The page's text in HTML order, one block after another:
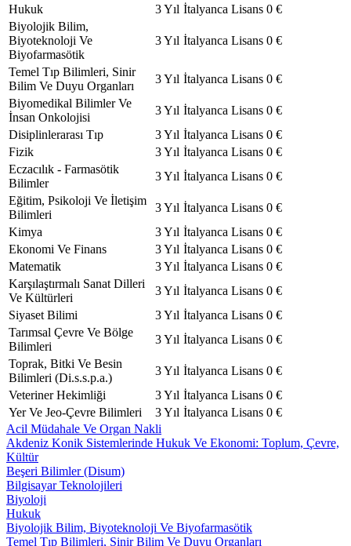
Hukuk
3 Yıl İtalyanca Lisans 0 €
Biyolojik Bilim,
Biyoteknoloji Ve
Biyofarmasötik
3 Yıl İtalyanca Lisans 0 €
Temel Tıp Bilimleri, Sinir
Bilim Ve Duyu Organları
3 Yıl İtalyanca Lisans 0 €
Biyomedikal Bilimler Ve
İnsan Onkolojisi
3 Yıl İtalyanca Lisans 0 €
Disiplinlerarası Tıp
3 Yıl İtalyanca Lisans 0 €
Fizik
3 Yıl İtalyanca Lisans 0 €
Eczacılık - Farmasötik
Bilimler
3 Yıl İtalyanca Lisans 0 €
Eğitim, Psikoloji Ve İletişim
Bilimleri
3 Yıl İtalyanca Lisans 0 €
Kimya
3 Yıl İtalyanca Lisans 0 €
Ekonomi Ve Finans
3 Yıl İtalyanca Lisans 0 €
Matematik
3 Yıl İtalyanca Lisans 0 €
Karşılaştırmalı Sanat Dilleri
Ve Kültürleri
3 Yıl İtalyanca Lisans 0 €
Siyaset Bilimi
3 Yıl İtalyanca Lisans 0 €
Tarımsal Çevre Ve Bölge
Bilimleri
3 Yıl İtalyanca Lisans 0 €
Toprak, Bitki Ve Besin
Bilimleri (Di.s.s.p.a.)
3 Yıl İtalyanca Lisans 0 €
Veteriner Hekimliği
3 Yıl İtalyanca Lisans 0 €
Yer Ve Jeo-Çevre Bilimleri
3 Yıl İtalyanca Lisans 0 €
Acil Müdahale Ve Organ Nakli
Akdeniz Konik Sistemlerinde Hukuk Ve Ekonomi: Toplum, Çevre,
Kültür
Beşeri Bilimler (Disum)
Bilgisayar Teknolojileri
Biyoloji
Hukuk
Biyolojik Bilim, Biyoteknoloji Ve Biyofarmasötik
Temel Tıp Bilimleri, Sinir Bilim Ve Duyu Organları